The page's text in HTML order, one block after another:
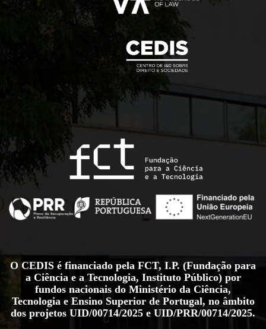
O CEDIS é financiado pela FCT, I.P. (Fundação para
a Ciência e a Tecnologia, Instituto Público) por
fundos nacionais do Ministério da Ciência,
Tecnologia e Ensino Superior de Portugal, no âmbito
dos projetos UID/00714/2025 e UID/PRR/00714/2025.